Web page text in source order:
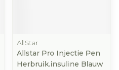
AllStar
Allstar Pro Injectie Pen
Herbruik.insuline Blauw